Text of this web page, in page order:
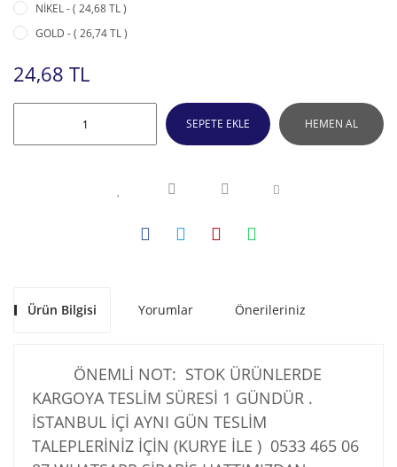
NİKEL - ( 24,68 TL )
GOLD - ( 26,74 TL )
24,68 TL
SEPETE EKLE HEMEN AL
Ürün Bilgisi Yorumlar Önerileriniz
ÖNEMLİ NOT: STOK ÜRÜNLERDE
KARGOYA TESLİM SÜRESİ 1 GÜNDÜR .
İSTANBUL İÇİ AYNI GÜN TESLİM
TALEPLERİNİZ İÇİN (KURYE İLE ) 0533 465 06